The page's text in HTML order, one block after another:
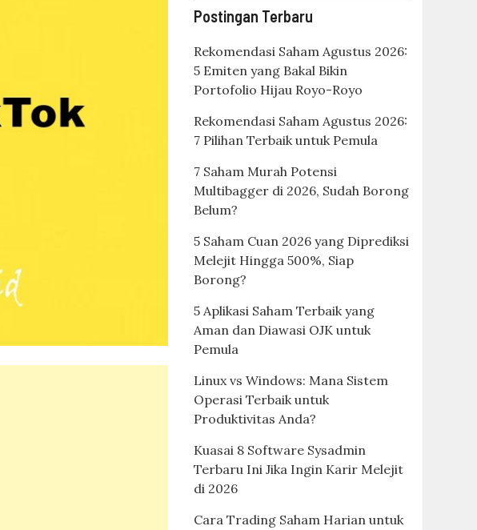
Postingan Terbaru
Rekomendasi Saham Agustus 2026:
5 Emiten yang Bakal Bikin
Portofolio Hijau Royo-Royo
Rekomendasi Saham Agustus 2026:
7 Pilihan Terbaik untuk Pemula
7 Saham Murah Potensi
Multibagger di 2026, Sudah Borong
Belum?
5 Saham Cuan 2026 yang Diprediksi
Melejit Hingga 500%, Siap
Borong?
5 Aplikasi Saham Terbaik yang
Aman dan Diawasi OJK untuk
Pemula
Linux vs Windows: Mana Sistem
Operasi Terbaik untuk
Produktivitas Anda?
Kuasai 8 Software Sysadmin
Terbaru Ini Jika Ingin Karir Melejit
di 2026
Cara Trading Saham Harian untuk